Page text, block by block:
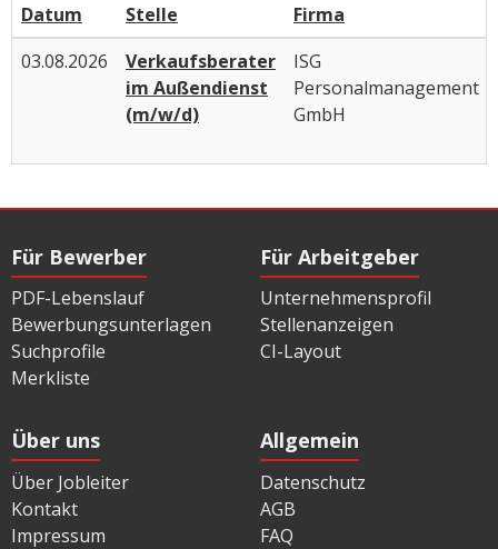
Datum Stelle Firma
03.08.2026
Verkaufsberater
im Außendienst
(m/w/d)
ISG
Personalmanagement
GmbH
Für Bewerber
PDF-Lebenslauf
Bewerbungsunterlagen
Suchprofile
Merkliste
Für Arbeitgeber
Unternehmensprofil
Stellenanzeigen
CI-Layout
Über uns
Über Jobleiter
Kontakt
Impressum
Allgemein
Datenschutz
AGB
FAQ